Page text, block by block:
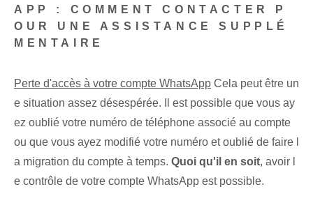
APP : COMMENT CONTACTER P
OUR UNE ASSISTANCE SUPPLÉ
MENTAIRE
Perte d'accès à votre compte WhatsApp Cela peut être un
e situation assez désespérée. Il est possible que vous ay
ez oublié votre numéro de téléphone associé au compte
ou que vous ayez modifié votre numéro et oublié de faire l
a migration du compte à temps. Quoi qu'il en soit, avoir l
e contrôle ⁤de votre compte WhatsApp ⁤est possible.